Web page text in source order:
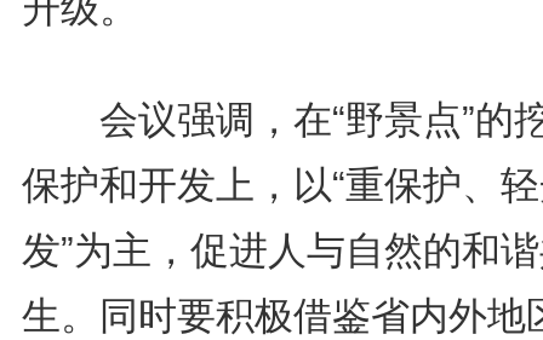
会议强调，在“野景点”的
保护和开发上，以“重保护、
发”为主，促进人与自然的和
生。同时要积极借鉴省内外地